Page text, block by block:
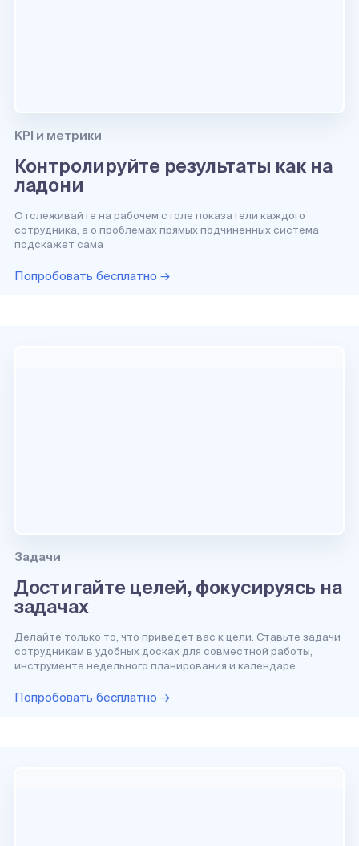
KPI и метрики
Контролируйте результаты как на
ладони
Отслеживайте на рабочем столе показатели каждого
сотрудника, а о проблемах прямых подчиненных система
подскажет сама
Попробовать бесплатно →
Задачи
Достигайте целей, фокусируясь на
задачах
Делайте только то, что приведет вас к цели. Ставьте задачи
сотрудникам в удобных досках для совместной работы,
инструменте недельного планирования и календаре
Попробовать бесплатно →